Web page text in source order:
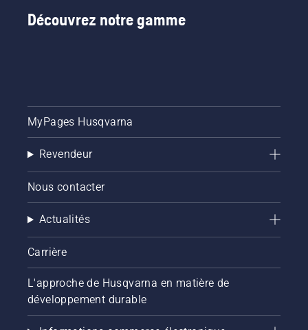
Découvrez notre gamme
MyPages Husqvarna
Revendeur
Nous contacter
Actualités
Carrière
L'approche de Husqvarna en matière de
développement durable